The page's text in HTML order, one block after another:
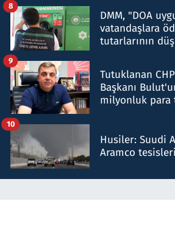
DMM, "DOA
vatandaşlara
tutarlarının
8
Tutuklanan
Başkanı
milyonluk para
9
Husiler: Suudi
Aramco
10